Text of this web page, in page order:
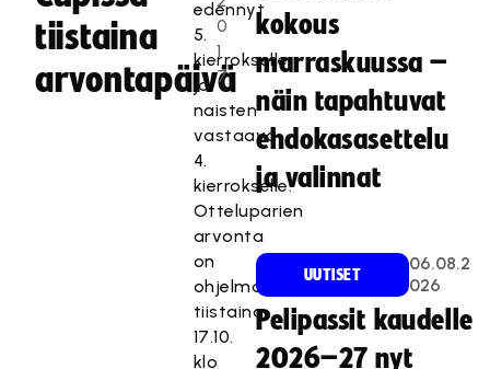
tiistaina
arvontapäivä
0
1
7
edennyt
5.
kierrokselle
ja
naisten
vastaava
4.
kierrokselle.
Otteluparien
arvonta
on
ohjelmassa
tiistaina
17.10.
klo
kokous
marraskuussa –
näin tapahtuvat
ehdokasasettelu
ja valinnat
UUTISET
06.08.2
026
Pelipassit kaudelle
2026–27 nyt